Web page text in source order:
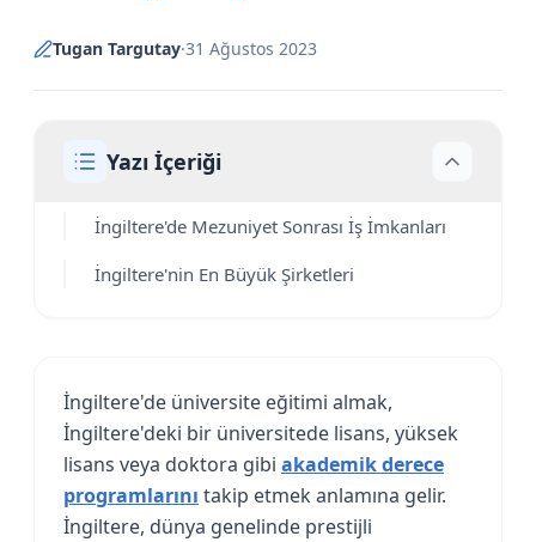
Tugan Targutay·31 Ağustos 2023
Yazı İçeriği
İngiltere'de Mezuniyet Sonrası İş İmkanları
İngiltere'nin En Büyük Şirketleri
İngiltere'de üniversite eğitimi almak,
İngiltere'deki bir üniversitede lisans, yüksek
lisans veya doktora gibi akademik derece
programlarını takip etmek anlamına gelir.
İngiltere, dünya genelinde prestijli